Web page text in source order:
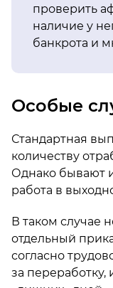
проверить
наличие у
банкрота и
Особые
Стандартная
количеству
Однако бывают
работа в
В таком случае
отдельный
согласно
за переработку,